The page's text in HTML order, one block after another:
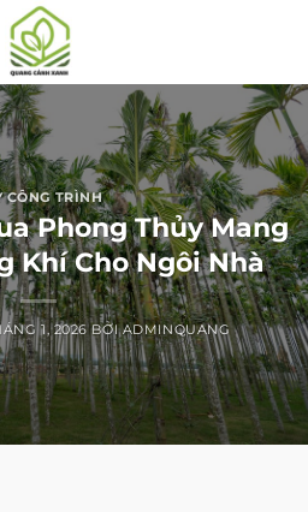
CÔNG TRÌNH
Phong Thủy Mang
Khí Cho Ngôi Nhà
1, 2026 BỞIADMINQUANG